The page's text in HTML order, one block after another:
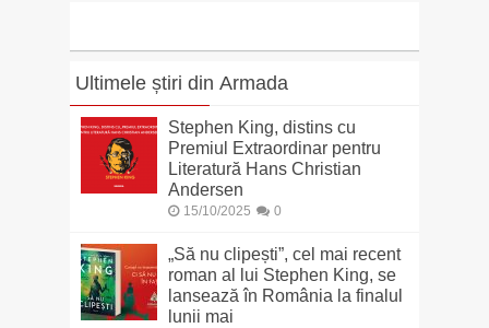
Ultimele știri din Armada
Stephen King, distins cu
Premiul Extraordinar pentru
Literatură Hans Christian
Andersen
15/10/2025 0
„Să nu clipești”, cel mai recent
roman al lui Stephen King, se
lansează în România la finalul
lunii mai